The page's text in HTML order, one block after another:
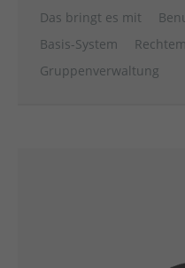
Das bringt es mit
Basis-System
Gruppenverwaltung